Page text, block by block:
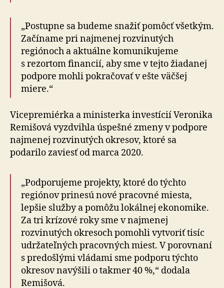
„Postupne sa budeme snažiť pomôcť všetkým.
Začíname pri najmenej rozvinutých
regiónoch a aktuálne komunikujeme
s rezortom financií, aby sme v tejto žiadanej
podpore mohli pokračovať v ešte väčšej
miere.“
Vicepremiérka a ministerka investícií Veronika
Remišová vyzdvihla úspešné zmeny v podpore
najmenej rozvinutých okresov, ktoré sa
podarilo zaviesť od marca 2020.
„Podporujeme projekty, ktoré do týchto
regiónov prinesú nové pracovné miesta,
lepšie služby a pomôžu lokálnej ekonomike.
Za tri krízové roky sme v najmenej
rozvinutých okresoch pomohli vytvoriť tisíc
udržateľných pracovných miest. V porovnaní
s predošlými vládami sme podporu týchto
okresov navýšili o takmer 40 %,“ dodala
Remišová.